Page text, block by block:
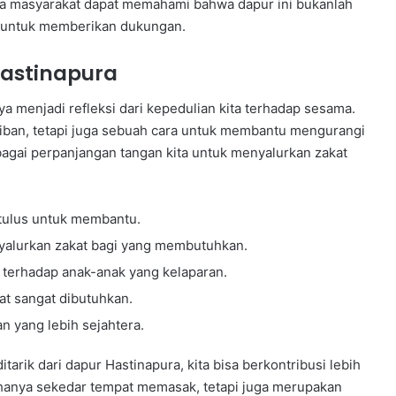
dapat memahami bahwa dapur ini bukanlah
memberikan dukungan.
menjadi refleksi dari kepedulian kita terhadap sesama.
tetapi juga sebuah cara untuk membantu mengurangi
perpanjangan tangan kita untuk menyalurkan zakat
untuk membantu.
zakat bagi yang membutuhkan.
anak-anak yang kelaparan.
sangat dibutuhkan.
yang lebih sejahtera.
dari dapur Hastinapura, kita bisa berkontribusi lebih
sekedar tempat memasak, tetapi juga merupakan